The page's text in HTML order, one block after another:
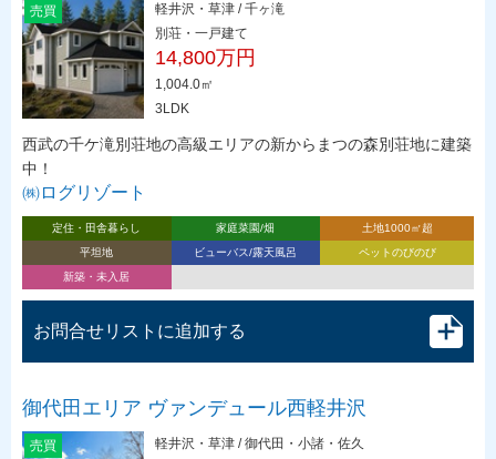
売買
軽井沢・草津 / 千ヶ滝
別荘・一戸建て
14,800万円
1,004.0㎡
3LDK
西武の千ケ滝別荘地の高級エリアの新からまつの森別荘地に建築
中！
㈱ログリゾート
定住・田舎暮らし 家庭菜園/畑
土地1000㎡超
平坦地
ビューバス/露天風呂
ペットのびのび
新築・未入居
お問合せリストに追加する
御代田エリア ヴァンデュール西軽井沢
売買
軽井沢・草津 / 御代田・小諸・佐久